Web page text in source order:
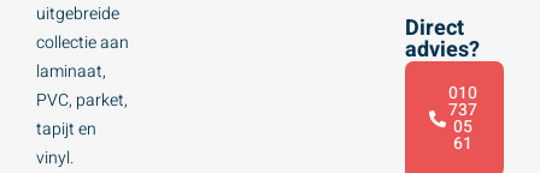
uitgebreide
collectie aan
laminaat,
PVC, parket,
tapijt en
vinyl.
Direct
advies?
010
737
05
61